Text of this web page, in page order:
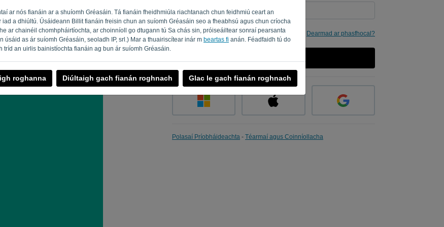
ar nós fianáin ar a shuíomh Gréasáin. Tá fianáin fheidhmiúla riachtanach chun feidhmiú ceart an
a dhiúltú. Úsáideann Billit fianáin freisin chun an suíomh Gréasáin seo a fheabhsú agus chun críocha
ar chainéil chomhpháirtíochta, ar choinníoll go dtugann tú Sa chás sin, próiseáiltear sonraí pearsanta
úsáid as ár suíomh Gréasáin, seoladh IP, srl.) Mar a thuairiscítear inár m beartas fi anán. Féadfaidh tú do
tríd an uirlis bainistíochta fianáin ag bun ár suíomh Gréasáin.
roghanna Diúltaigh gach fianán roghnach Glac le gach fianán roghnach
Cuir i gcuimhne dom Dearmad ar phasfhocal?
Polasaí Príobháideachta - Téarmaí agus Coinníollacha